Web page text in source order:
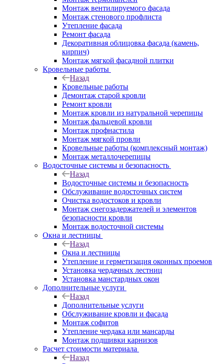
Монтаж вентилируемого фасада
Монтаж стенового профлиста
Утепление фасада
Ремонт фасада
Декоративная облицовка фасада (камень,
кирпич)
Монтаж мягкой фасадной плитки
Кровельные работы
Назад
Кровельные работы
Демонтаж старой кровли
Ремонт кровли
Монтаж кровли из натуральной черепицы
Монтаж фальцевой кровли
Монтаж профнастила
Монтаж мягкой провли
Кровельные работы (комплексный монтаж)
Монтаж металлочерепицы
Водосточные системы и безопасность
Назад
Водосточные системы и безопасность
Обслуживание водосточных систем
Очистка водостоков и кровли
Монтаж снегозадержателей и элементов
безопасности кровли
Монтаж водосточной системы
Окна и лестницы
Назад
Окна и лестницы
Утепление и герметизация оконных проемов
Установка чердачных лестниц
Установка манстардных окон
Дополнительные услуги
Назад
Дополнительные услуги
Обслуживание кровли и фасада
Монтаж софитов
Утепление чердака или мансарды
Монтаж подшивки карнизов
Расчет стоимости материала
Назад